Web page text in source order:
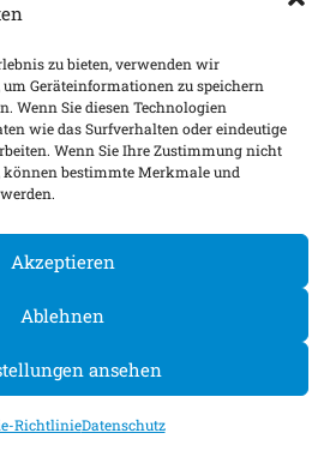
zu bieten, verwenden wir
Geräteinformationen zu speichern
Wenn Sie diesen Technologien
wie das Surfverhalten oder eindeutige
Wenn Sie Ihre Zustimmung nicht
können bestimmte Merkmale und
Akzeptieren
Ablehnen
ansehen
RichtlinieDatenschutz